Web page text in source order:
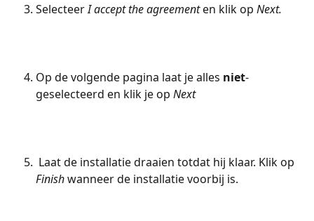
Selecteer I accept the agreement en klik op Next.
Op de volgende pagina laat je alles niet-
geselecteerd en klik je op Next
Laat de installatie draaien totdat hij klaar. Klik op
Finish wanneer de installatie voorbij is.